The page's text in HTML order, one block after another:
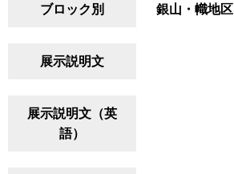
ブロック別 銀山・幟地区
展示説明文
展示説明文（英
語）